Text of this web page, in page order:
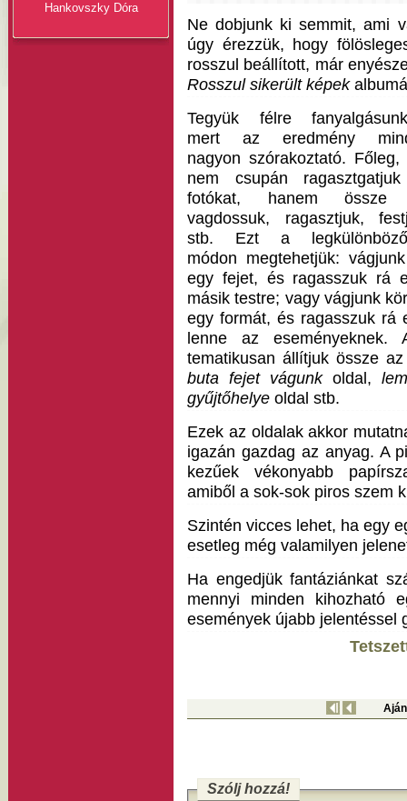
Ne dobjunk ki semmit, ami
úgy érezzük, hogy
rosszul beállított, már
Rosszul sikerült képek
Tegyük félre
mert az eredmény
nagyon szórakoztató. Főleg,
nem csupán
fotókat, hanem össze
vagdossuk, ragasztjuk,
stb. Ezt a
módon megtehetjük:
egy fejet, és ragasszuk rá
másik testre; vagy vágjunk
egy formát, és ragasszuk rá
lenne az
tematikusan állítjuk össze
buta fejet vágunkoldal,
gyűjtőhelye oldal stb.
Ezek az oldalak akkor
igazán gazdag az anyag. A
kezűek vékonyabb
amiből a sok-sok piros szem
Szintén vicces lehet, ha egy
esetleg még valamilyen
Ha engedjük fantáziánkat
mennyi minden kihozható
események újabb jelentéssel
Hankovszky Dóra
Szólj hozzá!